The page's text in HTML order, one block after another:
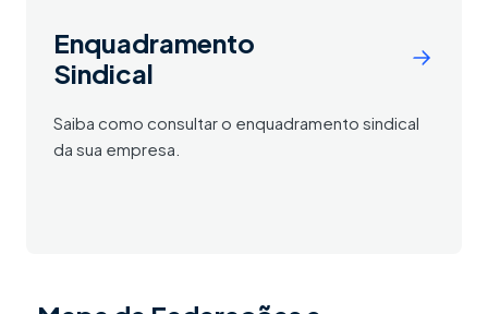
Enquadramento
Sindical
Saiba como consultar o enquadramento sindical
da sua empresa.